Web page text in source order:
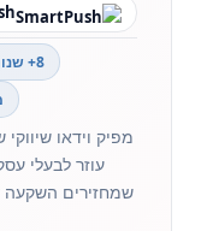
8+ שנות ניסיון
מפיק וידאו
עוזר לבעלי
שמחזירים השקעה